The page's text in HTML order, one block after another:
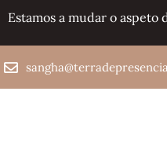
Estamos a mudar o